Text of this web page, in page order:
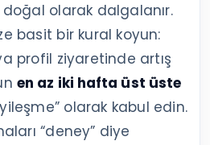
doğal olarak dalgalanır.
basit bir kural koyun:
profil ziyaretinde artış
en az iki hafta üst üste
olarak kabul edin.
“deney” diye